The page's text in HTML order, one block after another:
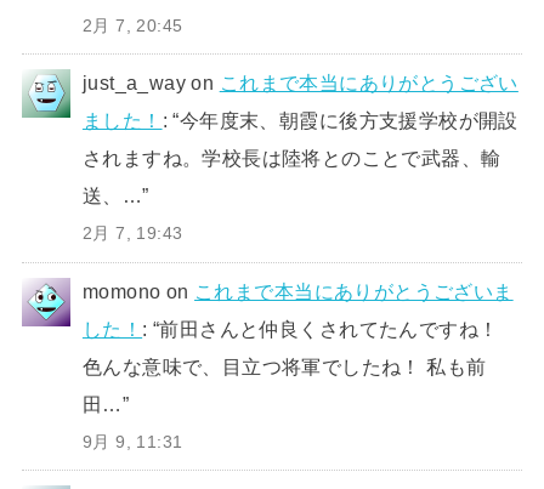
2月 7, 20:45
just_a_way on これまで本当にありがとうござい
ました！ : “今年度末、朝霞に後方支援学校が開設
されますね。学校長は陸将とのことで武器、輸
送、…”
2月 7, 19:43
momono on これまで本当にありがとうございま
した！ : “前田さんと仲良くされてたんですね！
色んな意味で、目立つ将軍でしたね！ 私も前
田…”
9月 9, 11:31